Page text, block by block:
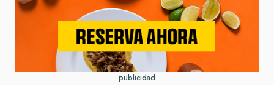
publicidad